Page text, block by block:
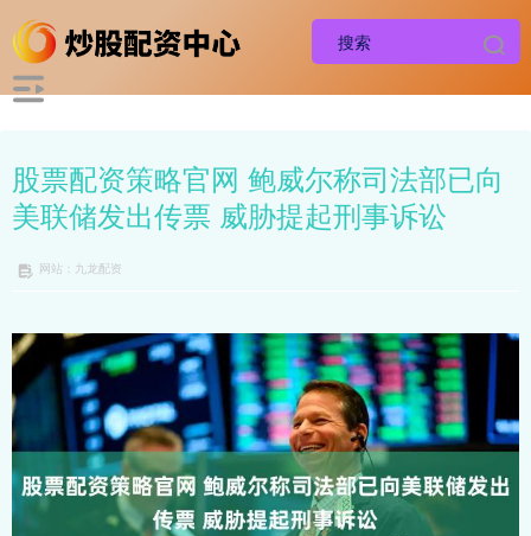
股票配资策略官网 鲍威尔称司法部已向
美联储发出传票 威胁提起刑事诉讼
网站：九龙配资